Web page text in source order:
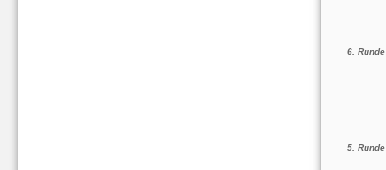
6. Runde
5. Runde